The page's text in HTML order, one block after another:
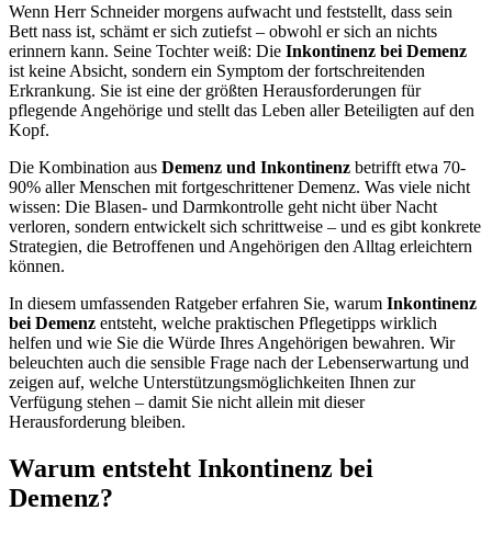
Wenn Herr Schneider morgens aufwacht und feststellt, dass sein
Bett nass ist, schämt er sich zutiefst – obwohl er sich an nichts
erinnern kann. Seine Tochter weiß: Die Inkontinenz bei Demenz
ist keine Absicht, sondern ein Symptom der fortschreitenden
Erkrankung. Sie ist eine der größten Herausforderungen für
pflegende Angehörige und stellt das Leben aller Beteiligten auf den
Kopf.
Die Kombination aus Demenz und Inkontinenz betrifft etwa 70-
90% aller Menschen mit fortgeschrittener Demenz. Was viele nicht
wissen: Die Blasen- und Darmkontrolle geht nicht über Nacht
verloren, sondern entwickelt sich schrittweise – und es gibt konkrete
Strategien, die Betroffenen und Angehörigen den Alltag erleichtern
können.
In diesem umfassenden Ratgeber erfahren Sie, warum Inkontinenz
bei Demenz entsteht, welche praktischen Pflegetipps wirklich
helfen und wie Sie die Würde Ihres Angehörigen bewahren. Wir
beleuchten auch die sensible Frage nach der Lebenserwartung und
zeigen auf, welche Unterstützungsmöglichkeiten Ihnen zur
Verfügung stehen – damit Sie nicht allein mit dieser
Herausforderung bleiben.
Warum entsteht Inkontinenz bei
Demenz?